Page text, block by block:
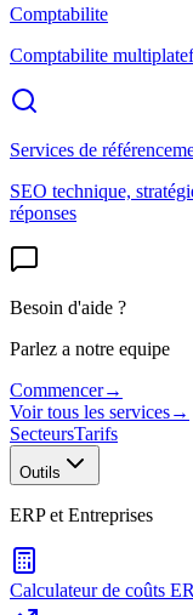
Comptabilite
Comptabilite
Services de
SEO technique,
réponses
Besoin d'aide ?
Parlez a notre equipe
Commencer→
Voir tous les services→
SecteursTarifs
Outils
ERP et Entreprises
Calculateur de coûts